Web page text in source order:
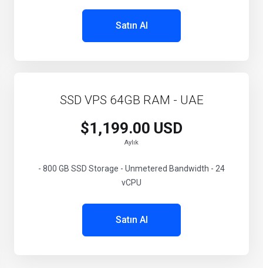
Satın Al
SSD VPS 64GB RAM - UAE
$1,199.00 USD
Aylık
- 800 GB SSD Storage - Unmetered Bandwidth - 24
vCPU
Satın Al